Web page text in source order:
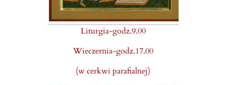
Liturgia-godz.9.00
Wieczernia-godz.17.00
(w cerkwi parafialnej)